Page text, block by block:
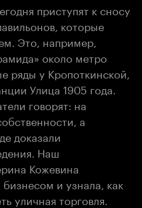
приступят к сносу
которые
Это, например,
около метро
ряды у Кропоткинской,
Улица 1905 года.
говорят: на
а
доказали
Наш
Кожевина
и узнала, как
уличная торговля.